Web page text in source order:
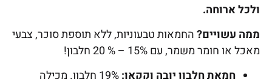
ולכל ארוחה.
ממה עשויים?החמאות טבעוניות, ללא תוספת סוכר, צבעי
מאכל או חומר משמר, עם 15% – % 20 חלבון!